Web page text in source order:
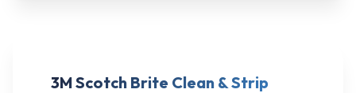
3M Scotch Brite Clean & Strip